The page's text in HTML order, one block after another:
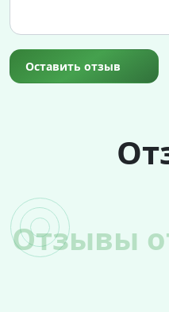
Оставить отзыв
Отзывы